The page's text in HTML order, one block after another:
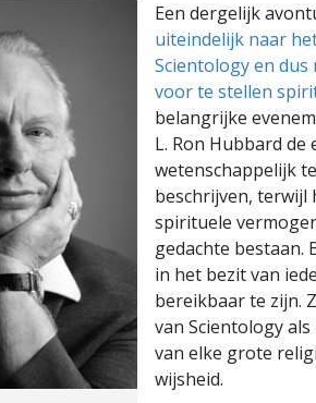
Een dergelijk
uiteindelijk naar
Scientology en
voor te stellen
belangrijke
L. Ron Hubbard
wetenschappelijk
beschrijven, terwijl
spirituele
gedachte bestaan.
in het bezit van
bereikbaar te zijn.
van Scientology
van elke grote
wijsheid.